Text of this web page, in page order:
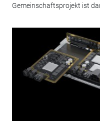
Gemeinschaftsprojekt ist